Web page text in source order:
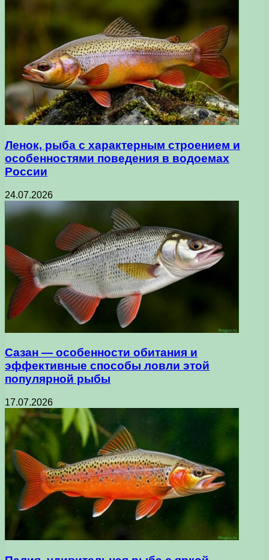
Ленок, рыба с характерным строением и
особенностями поведения в водоемах
России
24.07.2026
Сазан — особенности обитания и
эффективные способы ловли этой
популярной рыбы
17.07.2026